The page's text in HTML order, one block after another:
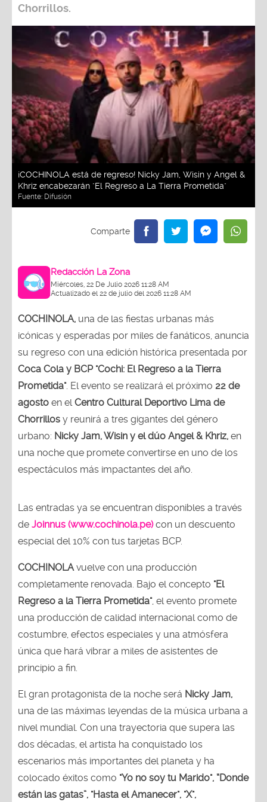
Chorrillos.
¡COCHINOLA está de regreso! Nicky Jam, Wisin y Angel &
Khriz encabezarán "El Regreso a La Tierra Prometida"
Fuente: Difusión
Redacción La Zona
Miércoles, 22 De Julio 2026 11:28 AM
Actualizado el 22 de julio del 2026 11:28 AM
COCHINOLA, una de las fiestas urbanas más
icónicas y esperadas por miles de fanáticos, anuncia
su regreso con una edición histórica presentada por
Coca Cola y BCP "Cochi: El Regreso a la Tierra
Prometida". El evento se realizará el próximo 22 de
agosto en el Centro Cultural Deportivo Lima de
Chorrillos y reunirá a tres gigantes del género
urbano: Nicky Jam, Wisin y el dúo Angel & Khriz, en
una noche que promete convertirse en uno de los
espectáculos más impactantes del año.
Las entradas ya se encuentran disponibles a través
de Joinnus (www.cochinola.pe)con un descuento
especial del 10% con tus tarjetas BCP.
COCHINOLA vuelve con una producción
completamente renovada. Bajo el concepto "El
Regreso a la Tierra Prometida", el evento promete
una producción de calidad internacional como de
costumbre, efectos especiales y una atmósfera
única que hará vibrar a miles de asistentes de
principio a fin.
El gran protagonista de la noche será Nicky Jam,
una de las máximas leyendas de la música urbana a
nivel mundial. Con una trayectoria que supera las
dos décadas, el artista ha conquistado los
escenarios más importantes del planeta y ha
colocado éxitos como "Yo no soy tu Marido", “Donde
están las gatas”, "Hasta el Amanecer", "X",